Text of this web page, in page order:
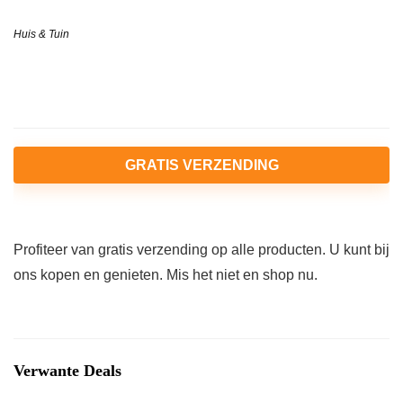
Huis & Tuin
GRATIS VERZENDING
Profiteer van gratis verzending op alle producten. U kunt bij
ons kopen en genieten. Mis het niet en shop nu.
Verwante Deals